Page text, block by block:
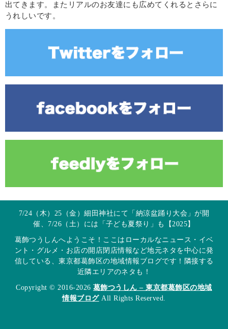
出てきます。またリアルのお友達にも広めてくれるとさらに
うれしいです。
7/24（木）25（金）細田神社にて「納涼盆踊り大会」が開
催、7/26（土）には「子ども夏祭り」も【2025】
葛飾つうしんへようこそ！ここはローカルなニュース・イベ
ント・グルメ・お店の開店閉店情報など地元ネタを中心に発
信している、東京都葛飾区の地域情報ブログです！隣接する
近隣エリアのネタも！
Copyright © 2016-2026 葛飾つうしん – 東京都葛飾区の地域
情報ブログAll Rights Reserved.